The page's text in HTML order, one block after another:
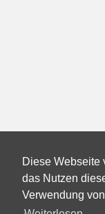
Diese Webseite
das Nutzen
Verwendung